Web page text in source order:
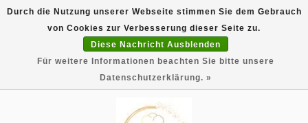
DeliSpice is your online Indian grocery shop with
exclusive brands like Daawat, Suhana, DeliSpice
and many more !!!
Durch die Nutzung unserer Webseite stimmen Sie dem Gebrauch
von Cookies zur Verbesserung dieser Seite zu.
Diese Nachricht Ausblenden
Für weitere Informationen beachten Sie bitte unsere
Datenschutzerklärung. »